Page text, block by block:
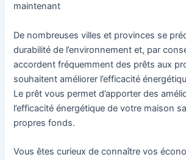
maintenant
De nombreuses villes et provinces se
durabilité de l’environnement et, par
accordent fréquemment des prêts aux
souhaitent améliorer l’efficacité
Le prêt vous permet d’apporter des
l’efficacité énergétique de votre maison
propres fonds.
Vous êtes curieux de connaître vos